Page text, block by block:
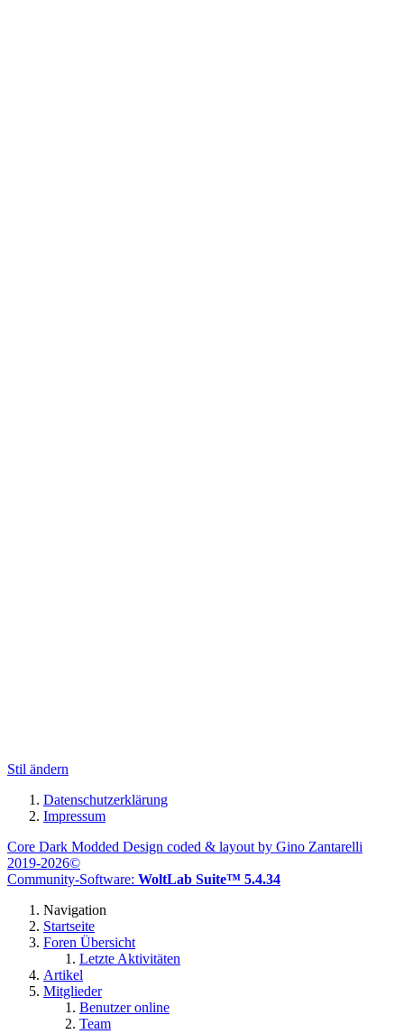
Stil ändern
Datenschutzerklärung
Impressum
Core Dark Modded Design coded & layout by Gino Zantarelli
2019-2026©
Community-Software: WoltLab Suite™ 5.4.34
Navigation
Startseite
Foren Übersicht
Letzte Aktivitäten
Artikel
Mitglieder
Benutzer online
Team